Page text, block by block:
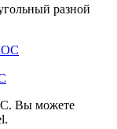
разной
Вы можете